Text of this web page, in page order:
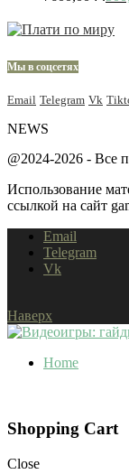
Мы в соцсетях
Email Telegram Vk
NEWS
@2024-2026 - Все
Использование
ссылкой на сайт
Email
Telegram
Vk
Наверх
Home
Shopping Cart
Close